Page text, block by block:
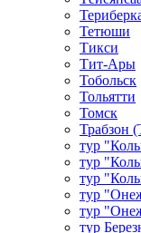
Тетюши
Тикси
Тит-Ары
Тобольск
Тольятти
Томск
Трабзон
тур
тур
тур
тур
тур
тур